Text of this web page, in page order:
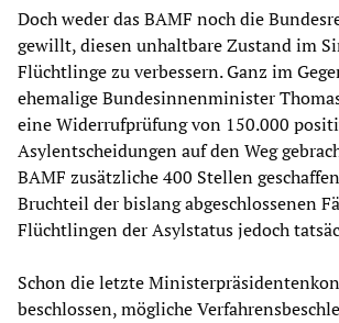
Doch weder das BAMF noch die
gewillt, diesen unhaltbare Zustand im
Flüchtlinge zu verbessern. Ganz im
ehemalige Bundesinnenminister
eine Widerrufprüfung von 150.000
Asylentscheidungen auf den Weg
BAMF zusätzliche 400 Stellen
Bruchteil der bislang abgeschlossenen
Flüchtlingen der Asylstatus jedoch
Schon die letzte
beschlossen, mögliche